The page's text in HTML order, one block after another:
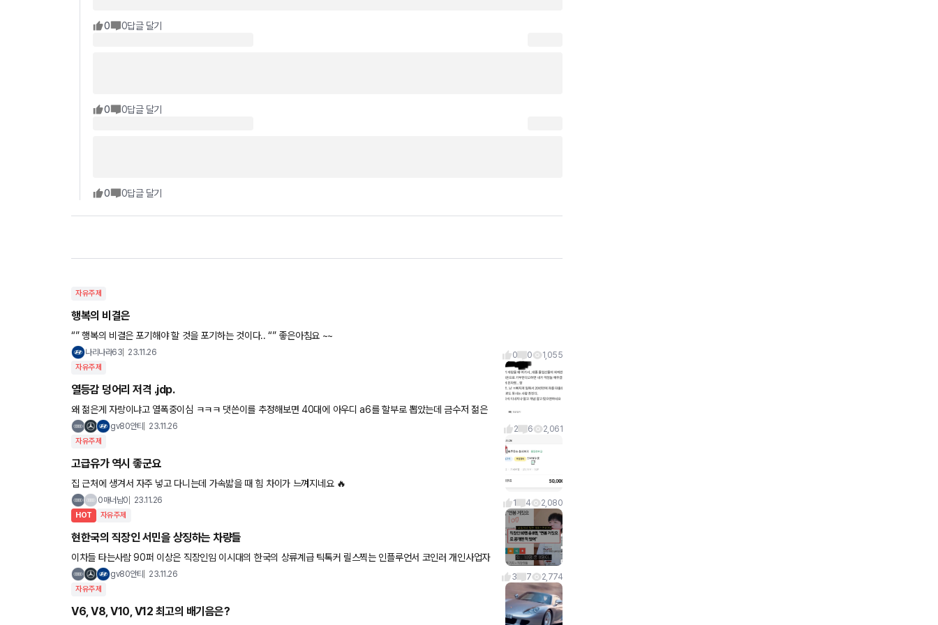
0 0답글 달기
0 0답글 달기
0 0답글 달기
자유주제
행복의 비결은
“” 행복의 비결은 포기해야 할 것을 포기하는 것이다.. “” 좋은아침요 ~~
나리나라63 23.11.26 0 0 1,055
자유주제
열등감 덩어리 저격 .jdp.
왜 젊은게 자랑이냐고 열폭중이심 ㅋㅋㅋ 댓쓴이를 추정해보면 40대에 아우디 a6를 할부로 뽑았는데 금수저 젊은
이를 보고 화난거라 추정중
gv80안티 23.11.26 2 6 2,061
자유주제
고급유가 역시 좋군요
집 근처에 생겨서 자주 넣고 다니는데 가속밟을 때 힘 차이가 느껴지네요 🔥
0매너남0 23.11.26 1 4 2,080
HOT 자유주제
현한국의 직장인 서민을 상징하는 차량들
이차들 타는사람 90퍼 이상은 직장인임 이시대의 한국의 상류계급 틱톡커 릴스찍는 인플루언서 코인러 개인사업자
는 절대 안타는차 목록이기도함
gv80안티 23.11.26 3 7 2,774
자유주제
V6, V8, V10, V12 최고의 배기음은?